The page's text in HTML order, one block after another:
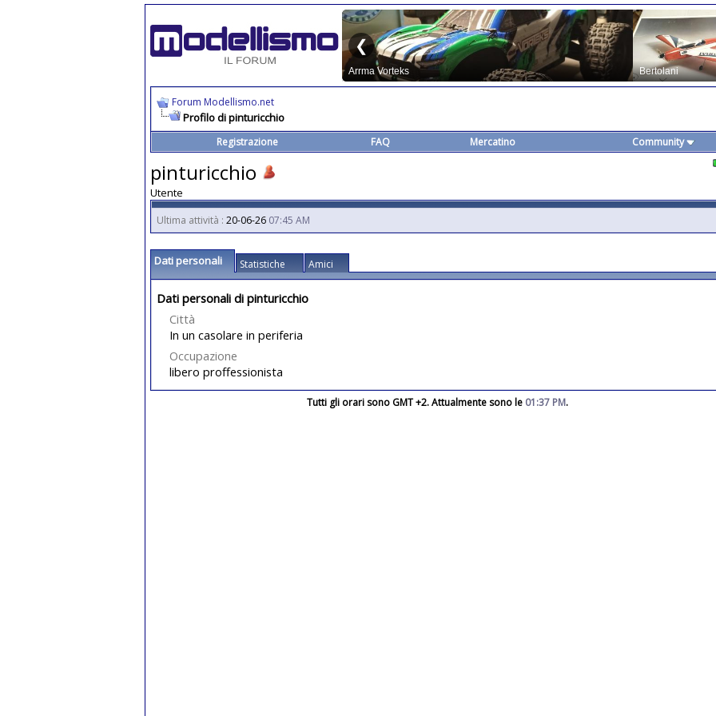
Forum Modellismo.net
Profilo di pinturicchio
Registrazione FAQ Mercatino Community
pinturicchio
Utente
Ultima attività : 20-06-26 07:45 AM
Dati personali Statistiche Amici
Dati personali di pinturicchio
Città
In un casolare in periferia
Occupazione
libero proffessionista
Tutti gli orari sono GMT +2. Attualmente sono le 01:37 PM.